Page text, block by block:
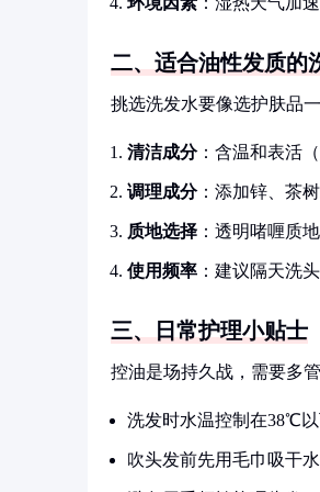
二、适合油性发质的
挑选洗发水要像选护肤品一
清洁成分：含温和表活
调理成分：添加锌、茶
质地选择 ：透明啫喱质
使用频率 ：建议隔天洗
三、日常护理小贴士
控油是场持久战，需要多管
洗发时水温控制在38℃
吹头发前先用毛巾吸干